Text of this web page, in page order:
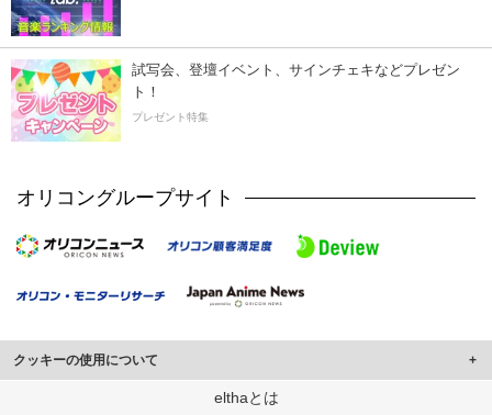
試写会、登壇イベント、サインチェキなどプレゼン
ト！
プレゼント特集
オリコングループサイト
クッキーの使用について
このサイトでは Cookie を使用して、ユーザーに合わせたコンテンツや広告の
elthaとは